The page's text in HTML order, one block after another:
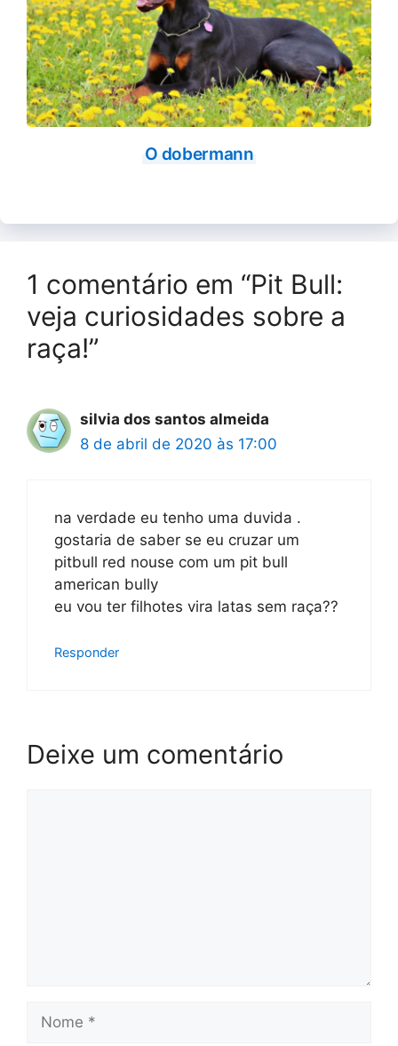
O dobermann
1 comentário em “Pit Bull:
veja curiosidades sobre a
raça!”
silvia dos santos almeida
8 de abril de 2020 às 17:00
na verdade eu tenho uma duvida .
gostaria de saber se eu cruzar um
pitbull red nouse com um pit bull
american bully
eu vou ter filhotes vira latas sem raça??
Responder
Deixe um comentário
Nome